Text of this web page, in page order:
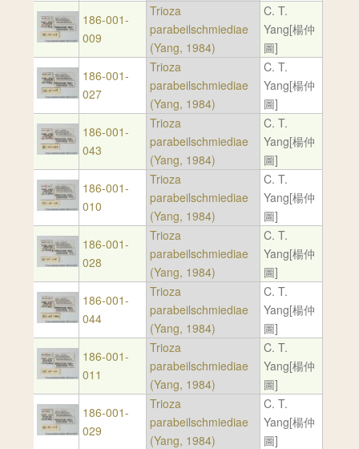
186-001-
009
Trioza
parabeilschmiediae
(Yang, 1984)
C. T.
Yang[楊仲
圖]
186-001-
027
Trioza
parabeilschmiediae
(Yang, 1984)
C. T.
Yang[楊仲
圖]
186-001-
043
Trioza
parabeilschmiediae
(Yang, 1984)
C. T.
Yang[楊仲
圖]
186-001-
010
Trioza
parabeilschmiediae
(Yang, 1984)
C. T.
Yang[楊仲
圖]
186-001-
028
Trioza
parabeilschmiediae
(Yang, 1984)
C. T.
Yang[楊仲
圖]
186-001-
044
Trioza
parabeilschmiediae
(Yang, 1984)
C. T.
Yang[楊仲
圖]
186-001-
011
Trioza
parabeilschmiediae
(Yang, 1984)
C. T.
Yang[楊仲
圖]
186-001-
029
Trioza
parabeilschmiediae
(Yang, 1984)
C. T.
Yang[楊仲
圖]